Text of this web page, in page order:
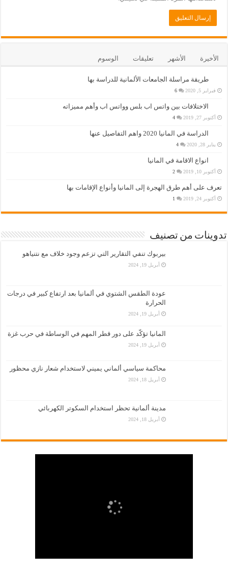
الأخيرة الأشهر تعليقات الوسوم
طريقة مراسلة الجامعات الألمانية للدراسة بها
فبراير 5, 2020 6
الاختلافات بين واتس اب بلس وواتس اب وأهم مميزاته
أكتوبر 27, 2019 4
الدراسة في المانيا 2020 واهم التفاصيل عنها
يناير 28, 2020 4
انواع الاقامة في المانيا
أكتوبر 10, 2019 2
تعرف على أهم طرق الهجرة إلى المانيا وأنواع الإقامات بها
أكتوبر 24, 2019 1
تدوينات من تصنيف
بيربوك تنفي التقارير التي تزعم وجود خلاف مع نتنياهو
أبريل 19, 2024
عودة الطقس الشتوي في ألمانيا بعد ارتفاع كبير في درجات
الحرارة
أبريل 19, 2024
المانيا تؤكّد على دور قطر المهم في الوساطة في حرب غزة
أبريل 19, 2024
محاكمة سياسي ألماني يميني لاستخدام شعار نازي محظور
أبريل 18, 2024
مدينة ألمانية تحظر استخدام السكوتر الكهربائي
أبريل 18, 2024